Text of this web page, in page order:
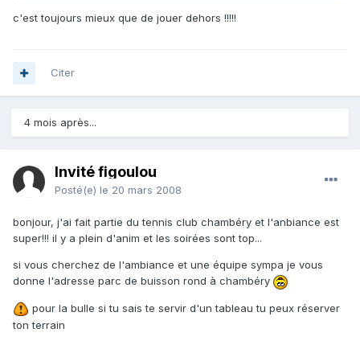
c'est toujours mieux que de jouer dehors !!!!!
Citer
4 mois après...
Invité figoulou
Posté(e) le 20 mars 2008
bonjour, j'ai fait partie du tennis club chambéry et l'anbiance est
super!!! il y a plein d'anim et les soirées sont top...
si vous cherchez de l'ambiance et une équipe sympa je vous
donne l'adresse parc de buisson rond à chambéry
pour la bulle si tu sais te servir d'un tableau tu peux réserver
ton terrain